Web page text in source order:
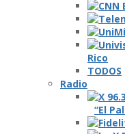
Rico
TODOS
Radio
“El